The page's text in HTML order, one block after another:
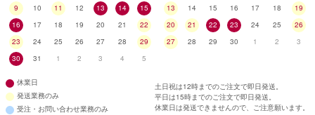
9
10 11 12 13 14
15
16
17 18 19 20 21
22
23
24 25 26 27 28
29
30
31 1 2 3 4 5
13
14 15 16 17 18
19
20
21 22 23 24 25
26
27
28 29 30 1 2 3
休業日
発送業務のみ
受注・お問い合わせ業務のみ
土日祝は12時までのご注文で即日発送。
平日は15時までのご注文で即日発送。
休業日は発送できませんので、ご注意願います。